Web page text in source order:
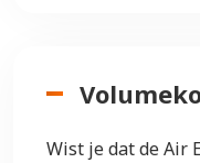
Wist je dat de Air